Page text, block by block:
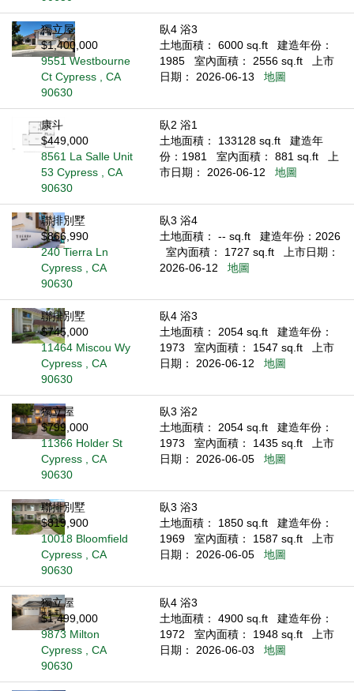
獨立屋
$1,400,000
9551 Westbourne
Ct Cypress , CA
90630
臥4 浴3
土地面積： 6000 sq.ft
建造年份：
1985
室內面積： 2556 sq.ft
上市
日期： 2026-06-13
地圖
康斗
$449,000
8561 La Salle Unit
53 Cypress , CA
90630
臥2 浴1
土地面積： 133128 sq.ft
建造年
份：1981
室內面積： 881 sq.ft
上
市日期： 2026-06-12
地圖
聯排別墅
$866,990
240 Tierra Ln
Cypress , CA
90630
臥3 浴4
土地面積： -- sq.ft
建造年份：2026
室內面積： 1727 sq.ft
上市日期：
2026-06-12
地圖
聯排別墅
$745,000
11464 Miscou Wy
Cypress , CA
90630
臥4 浴3
土地面積： 2054 sq.ft
建造年份：
1973
室內面積： 1547 sq.ft
上市
日期： 2026-06-12
地圖
獨立屋
$799,000
11366 Holder St
Cypress , CA
90630
臥3 浴2
土地面積： 2054 sq.ft
建造年份：
1973
室內面積： 1435 sq.ft
上市
日期： 2026-06-05
地圖
聯排別墅
$819,900
10018 Bloomfield
Cypress , CA
90630
臥3 浴3
土地面積： 1850 sq.ft
建造年份：
1969
室內面積： 1587 sq.ft
上市
日期： 2026-06-05
地圖
獨立屋
$1,499,000
9873 Milton
Cypress , CA
90630
臥4 浴3
土地面積： 4900 sq.ft
建造年份：
1972
室內面積： 1948 sq.ft
上市
日期： 2026-06-03
地圖